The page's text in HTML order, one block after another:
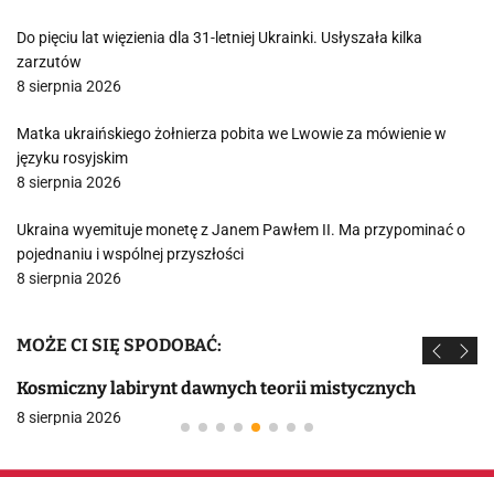
Do pięciu lat więzienia dla 31-letniej Ukrainki. Usłyszała kilka
zarzutów
8 sierpnia 2026
Matka ukraińskiego żołnierza pobita we Lwowie za mówienie w
języku rosyjskim
8 sierpnia 2026
Ukraina wyemituje monetę z Janem Pawłem II. Ma przypominać o
pojednaniu i wspólnej przyszłości
8 sierpnia 2026
MOŻE CI SIĘ SPODOBAĆ:
Kosmiczny labirynt dawnych teorii mistycznych
8 sierpnia 2026